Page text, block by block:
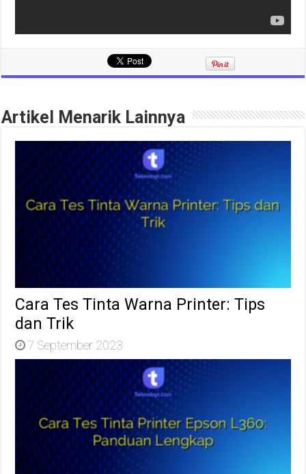
Artikel Menarik Lainnya
Cara Tes Tinta Warna Printer: Tips
dan Trik
7 September 2023